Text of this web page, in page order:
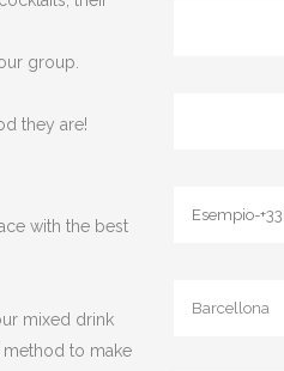
group.
they are!
with the best
mixed drink
to make